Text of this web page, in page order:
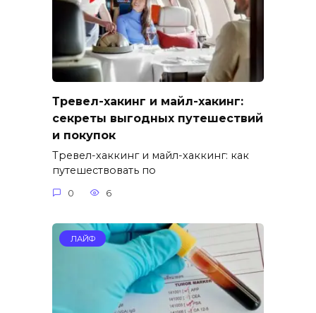
Тревел-хакинг и майл-хакинг:
секреты выгодных путешествий
и покупок
Тревел-хаккинг и майл-хаккинг: как
путешествовать по
0 6
ЛАЙФ